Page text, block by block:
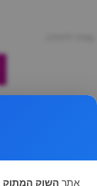
אתר השוק המתוק